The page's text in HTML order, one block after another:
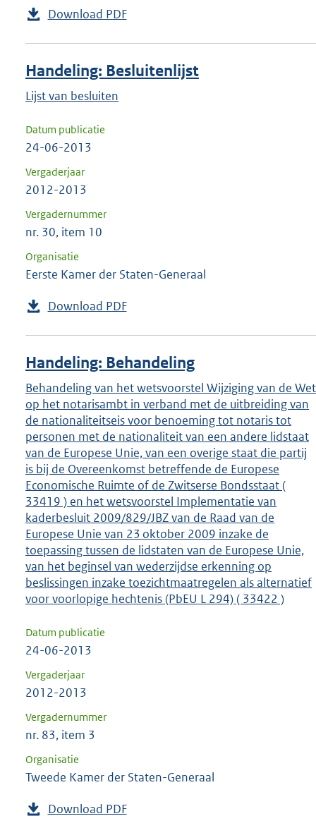
Download PDF
Handeling: Besluitenlijst
Lijst van besluiten
Datum publicatie
24-06-2013
Vergaderjaar
2012-2013
Vergadernummer
nr. 30, item 10
Organisatie
Eerste Kamer der Staten-Generaal
Download PDF
Handeling: Behandeling
Behandeling van het wetsvoorstel Wijziging van de Wet
op het notarisambt in verband met de uitbreiding van
de nationaliteitseis voor benoeming tot notaris tot
personen met de nationaliteit van een andere lidstaat
van de Europese Unie, van een overige staat die partij
is bij de Overeenkomst betreffende de Europese
Economische Ruimte of de Zwitserse Bondsstaat (
33419 ) en het wetsvoorstel Implementatie van
kaderbesluit 2009/829/JBZ van de Raad van de
Europese Unie van 23 oktober 2009 inzake de
toepassing tussen de lidstaten van de Europese Unie,
van het beginsel van wederzijdse erkenning op
beslissingen inzake toezichtmaatregelen als alternatief
voor voorlopige hechtenis (PbEU L 294) ( 33422 )
Datum publicatie
24-06-2013
Vergaderjaar
2012-2013
Vergadernummer
nr. 83, item 3
Organisatie
Tweede Kamer der Staten-Generaal
Download PDF